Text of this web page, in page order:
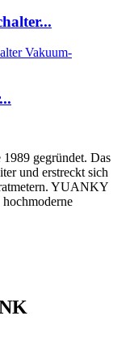
gegründet. Das
und erstreckt sich
YUANKY